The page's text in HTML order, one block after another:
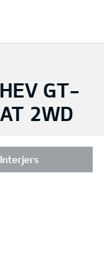
GT-
2WD
Interjers